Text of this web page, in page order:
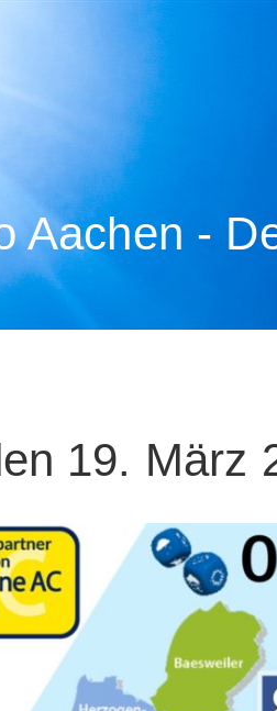
Aachen -
19. März